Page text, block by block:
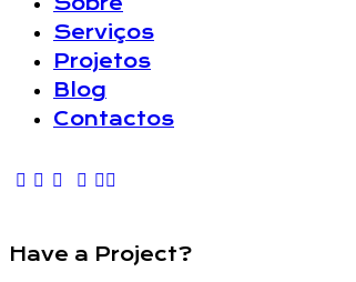
Serviços
Projetos
Blog
Contactos
Have a Project?